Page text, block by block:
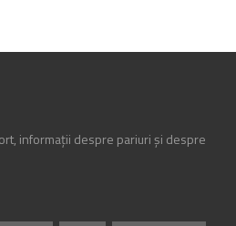
informații despre pariuri și despre